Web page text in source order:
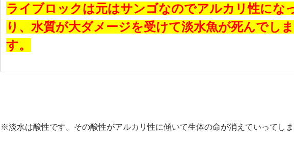
ライブロックは元はサンゴなのでアルカリ性にな
り、水質が大ダメージを受けて淡水魚が死んでし
す。
※淡水は酸性です。その酸性がアルカリ性に傾いて生体の命が消えていってしま